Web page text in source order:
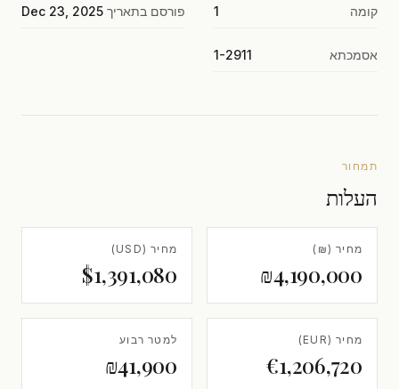
קומה 1 פורסם בתאריך Dec 23, 2025
אסמכתא 1-2911
תמחור
העלות
מחיר (₪)
₪4,190,000
מחיר (USD)
$1,391,080
מחיר (EUR)
€1,206,720
למטר רבוע
₪41,900